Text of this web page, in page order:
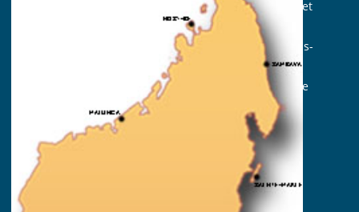
Un petit écolodge qui offre confort, détente et
Des eaux cristallines abritant un monde sous-
marin d’une grande beauté;
Une faune endémique et rare dans une zone
protégée.
La carte d’identité du voyage
Participant :minimum 2 personnes.